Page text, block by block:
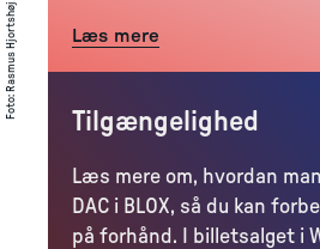
Læs mere
Foto
:
Rasmus Hjortshøj
Tilgængelighed
Læs mere om, hvordan
DAC i BLOX, så du kan
på forhånd. I billetsalget i